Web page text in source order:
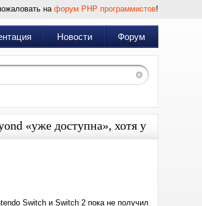
на форум PHP программистов!
Новости Форум
«уже доступна», хотя у
Switch и Switch 2 пока не получил